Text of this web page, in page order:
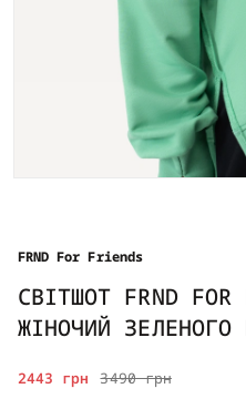
FRND For Friends
СВІТШОТ FRND
ЖІНОЧИЙ ЗЕЛЕНОГО
3490 грн
2443 грн